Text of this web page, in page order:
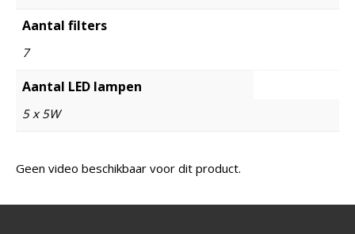
Aantal filters
7
Aantal LED lampen
5 x 5W
Geen video beschikbaar voor dit product.